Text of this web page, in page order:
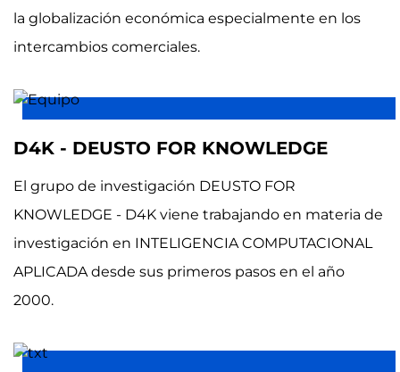
la globalización económica especialmente en los
intercambios comerciales.
D4K - DEUSTO FOR KNOWLEDGE
El grupo de investigación DEUSTO FOR
KNOWLEDGE - D4K viene trabajando en materia de
investigación en INTELIGENCIA COMPUTACIONAL
APLICADA desde sus primeros pasos en el año
2000.